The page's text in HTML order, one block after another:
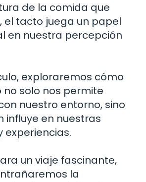
de la comida que
el tacto juega un papel
en nuestra percepción
exploraremos cómo
no solo nos permite
nuestro entorno, sino
influye en nuestras
experiencias.
un viaje fascinante,
la